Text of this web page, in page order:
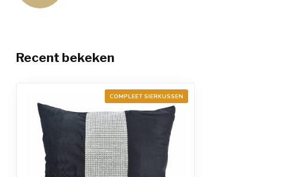
Recent bekeken
COMPLEET SIERKUSSEN